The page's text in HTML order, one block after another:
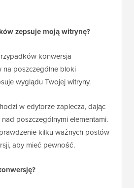
zepsuje moją witrynę?
konwersja
na poszczególne bloki
wyglądu Twojej witryny.
w edytorze zaplecza, dając
poszczególnymi elementami.
kilku ważnych postów
aby mieć pewność.